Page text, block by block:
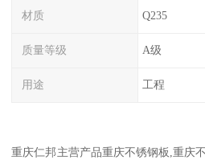
材质 Q235
质量等级 A级
用途 工程
重庆仁邦主营产品重庆不锈钢板,重庆